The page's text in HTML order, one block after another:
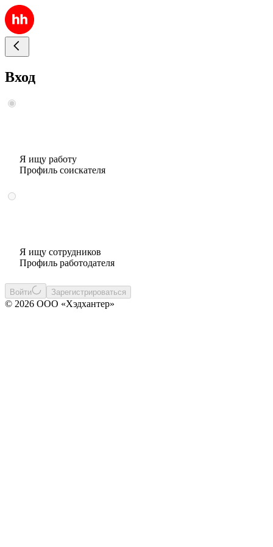
Вход
Я ищу работу
Профиль соискателя
Я ищу сотрудников
Профиль работодателя
Войти Зарегистрироваться
© 2026 ООО «Хэдхантер»